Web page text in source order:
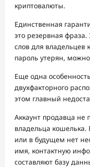
криптовалюты.
Единственная
это резервная
слов для
пароль утерян,
Еще одна
двухфакторного
этом главный
Аккаунт продавца
владельца
или в будущем нет
имя, контактную
составляют базу